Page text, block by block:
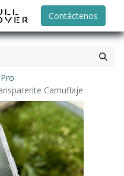
Contáctenos
Camuflaje